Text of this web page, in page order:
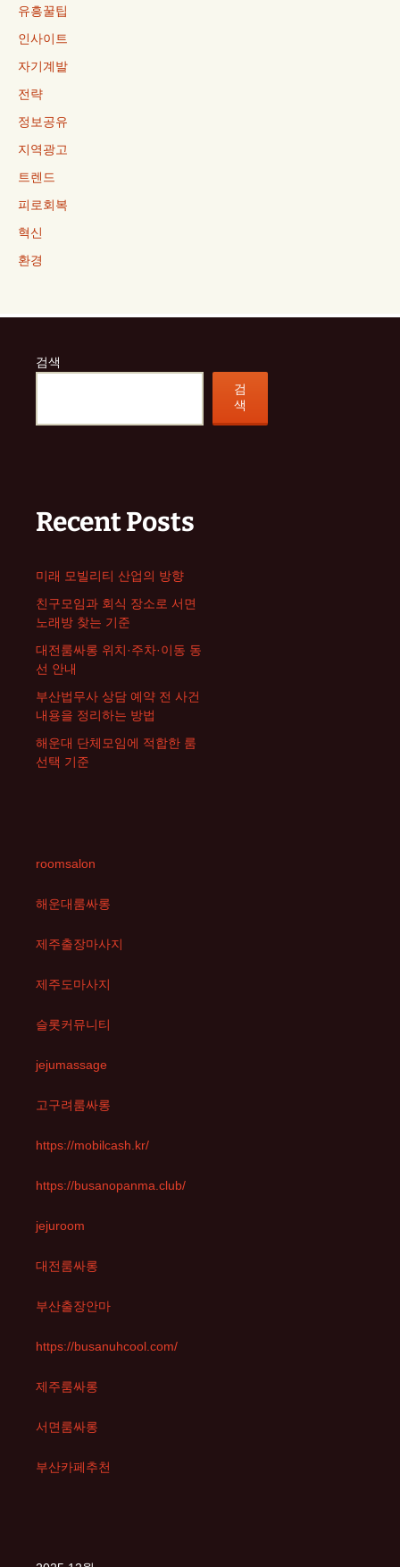
유흥꿀팁
인사이트
자기계발
전략
정보공유
지역광고
트렌드
피로회복
혁신
환경
검색
검
색
Recent Posts
미래 모빌리티 산업의 방향
친구모임과 회식 장소로 서면
노래방 찾는 기준
대전룸싸롱 위치·주차·이동 동
선 안내
부산법무사 상담 예약 전 사건
내용을 정리하는 방법
해운대 단체모임에 적합한 룸
선택 기준
roomsalon
해운대룸싸롱
제주출장마사지
제주도마사지
슬롯커뮤니티
jejumassage
고구려룸싸롱
https://mobilcash.kr/
https://busanopanma.club/
jejuroom
대전룸싸롱
부산출장안마
https://busanuhcool.com/
제주룸싸롱
서면룸싸롱
부산카페추천